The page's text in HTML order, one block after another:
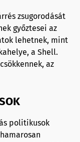
zsugorodását
győztesei az
lehetnek, mint
a Shell.
az
politikusok